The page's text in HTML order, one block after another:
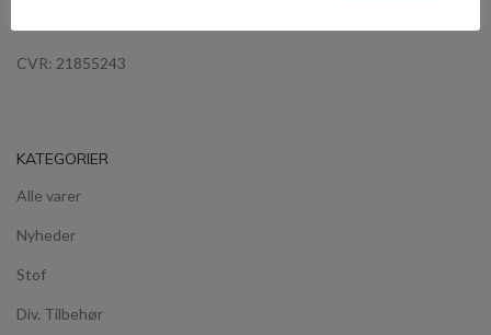
CVR: 21855243
KATEGORIER
Alle varer
Nyheder
Stof
Div. Tilbehør